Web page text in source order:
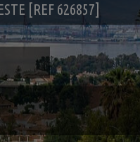
[REF 626857]